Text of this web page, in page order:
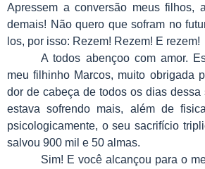
Apressem a conversão meus filhos,
demais! Não quero que sofram no
los, por isso: Rezem! Rezem! E rezem!
A todos abençoo com amor.
meu filhinho Marcos, muito obrigada
dor de cabeça de todos os dias dessa
estava sofrendo mais, além de
psicologicamente, o seu sacrifício
salvou 900 mil e 50 almas.
Sim! E você alcançou para o